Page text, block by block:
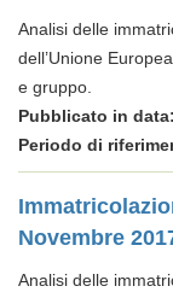
Analisi delle
dell’Unione
e gruppo.
Pubblicato in data:
Periodo di
Novembre
Analisi delle